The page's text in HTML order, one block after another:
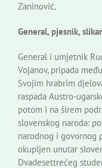
Zaninović.
General, pjesnik,
General i umjetnik
Vojanov, pripada
Svojim hrabrim
raspada Austro-
potom i na širem
slovenskog naroda:
narodnog i govornog
okupljen unutar
Dvadesettrećeg